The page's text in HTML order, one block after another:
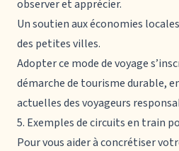
observer et apprécier.
Un soutien aux économies
des petites villes.
Adopter ce mode de voyage
démarche de tourisme durable,
actuelles des voyageurs
5. Exemples de circuits en train
Pour vous aider à concrétiser